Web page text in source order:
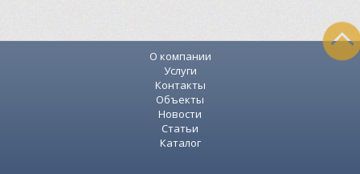
О компании
Услуги
Контакты
Объекты
Новости
Статьи
Каталог